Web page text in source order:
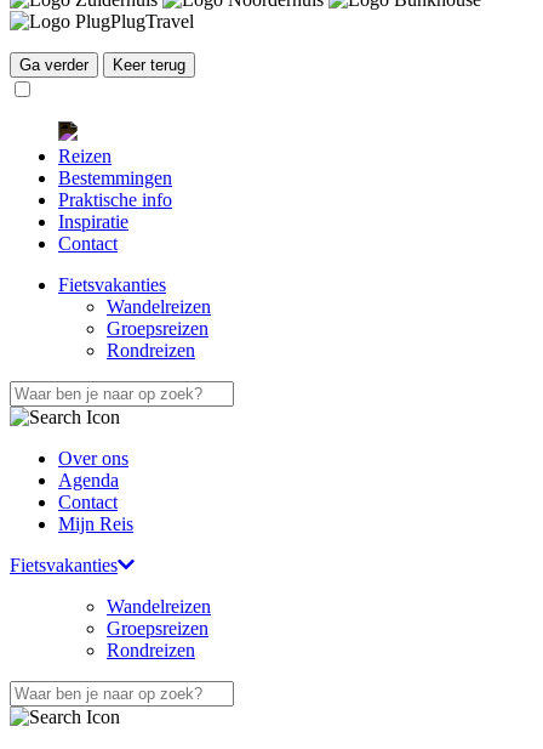
Ga verder Keer terug
Reizen
Bestemmingen
Praktische info
Inspiratie
Contact
Fietsvakanties
Wandelreizen
Groepsreizen
Rondreizen
Over ons
Agenda
Contact
Mijn Reis
Fietsvakanties
Wandelreizen
Groepsreizen
Rondreizen